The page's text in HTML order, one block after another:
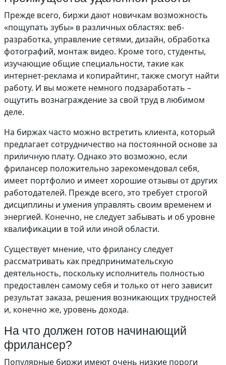
Прежде всего, биржи дают новичкам возможность
«пощупать зубы» в различных областях: веб-
разработка, управление сетями, дизайн, обработка
фотографий, монтаж видео. Кроме того, студенты,
изучающие общие специальности, такие как
интернет-реклама и копирайтинг, также смогут найти
работу. И вы можете немного подзаработать –
ощутить вознаграждение за свой труд в любимом
деле.
На биржах часто можно встретить клиента, который
предлагает сотрудничество на постоянной основе за
приличную плату. Однако это возможно, если
фрилансер положительно зарекомендовал себя,
имеет портфолио и имеет хорошие отзывы от других
работодателей. Прежде всего, это требует строгой
дисциплины и умения управлять своим временем и
энергией. Конечно, не следует забывать и об уровне
квалификации в той или иной области.
Существует мнение, что фрилансу следует
рассматривать как предпринимательскую
деятельность, поскольку исполнитель полностью
предоставлен самому себя и только от него зависит
результат заказа, решения возникающих трудностей
и, конечно же, уровень дохода.
На что должен готов начинающий
фрилансер?
Популярные биржи имеют очень низкие пороги